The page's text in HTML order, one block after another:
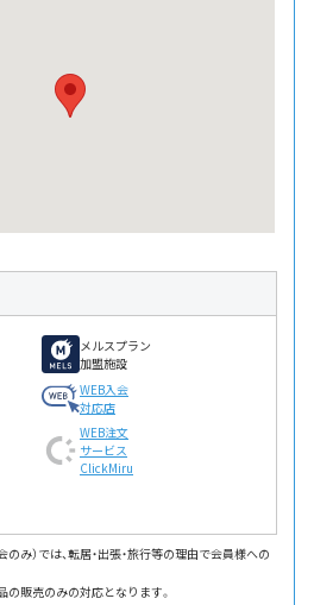
メルスプラン
加盟施設
WEB入会
対応店
WEB注文
サービス
ClickMiru
み）では、転居・出張・旅行等の理由で会員様への
の販売のみの対応となります。